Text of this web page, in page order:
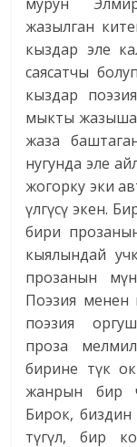
жазылган
кыздар эле
саясатчы
кыздар
мыкты
жаза
нугунда эле
жогорку эки
үлгүсү экен.
бири
кыялындай
прозанын
Поэзия менен
поэзия
проза
бирине түк
жанрын бир
Бирок,
түгүл, бир